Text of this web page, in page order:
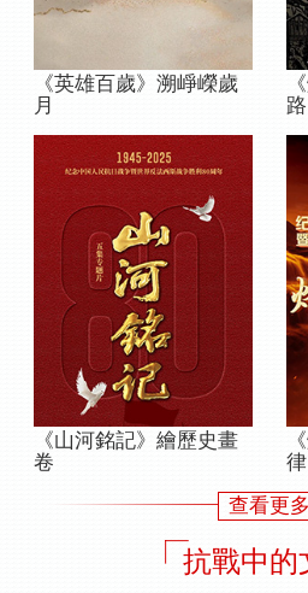
《英雄百歲》溯崢嶸歲
月
路
《山河銘記》繪歷史畫
卷
律
查看更多
抗戰中的